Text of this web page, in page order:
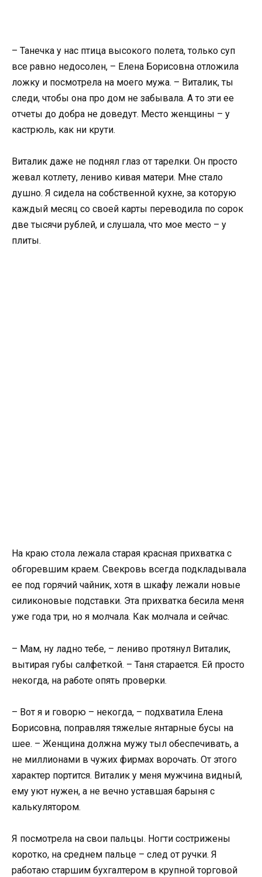
– Танечка у нас птица высокого полета, только суп
все равно недосолен, – Елена Борисовна отложила
ложку и посмотрела на моего мужа. – Виталик, ты
следи, чтобы она про дом не забывала. А то эти ее
отчеты до добра не доведут. Место женщины – у
кастрюль, как ни крути.
Виталик даже не поднял глаз от тарелки. Он просто
жевал котлету, лениво кивая матери. Мне стало
душно. Я сидела на собственной кухне, за которую
каждый месяц со своей карты переводила по сорок
две тысячи рублей, и слушала, что мое место – у
плиты.
На краю стола лежала старая красная прихватка с
обгоревшим краем. Свекровь всегда подкладывала
ее под горячий чайник, хотя в шкафу лежали новые
силиконовые подставки. Эта прихватка бесила меня
уже года три, но я молчала. Как молчала и сейчас.
– Мам, ну ладно тебе, – лениво протянул Виталик,
вытирая губы салфеткой. – Таня старается. Ей просто
некогда, на работе опять проверки.
– Вот я и говорю – некогда, – подхватила Елена
Борисовна, поправляя тяжелые янтарные бусы на
шее. – Женщина должна мужу тыл обеспечивать, а
не миллионами в чужих фирмах ворочать. От этого
характер портится. Виталик у меня мужчина видный,
ему уют нужен, а не вечно уставшая барыня с
калькулятором.
Я посмотрела на свои пальцы. Ногти сострижены
коротко, на среднем пальце – след от ручки. Я
работаю старшим бухгалтером в крупной торговой